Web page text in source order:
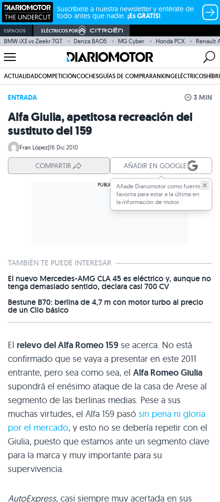
Suscríbete a nuestra newsletter y entérate de
todo antes que nadie. ¡Es GRATIS!
ESPACIOS ELÉCTRICOS POR
BMW iX3 vs Zeekr 7GT Denza BAO5 MG Cyber Honda PCX Renault
ACTUALIDADCOMPETICIÓNCOCHESGUÍAS DE COMPRARANKINGELÉCTRICOS
ENTRADA 3 MIN
Alfa Giulia, apetitosa recreación del
sustituto del 159
Fran López|16 Dic 2010
COMPARTIR AÑADIR EN GOOGLE
Añade Diariomotor como fuente
favorita para estar a la última en
la información de motor.
TAMBIÉN TE PUEDE INTERESAR
El nuevo Mercedes-AMG CLA 45 es eléctrico y, aunque no
tenga demasiado sentido, declara casi 700 CV
Bestune B70: berlina de 4,7 m con motor turbo al precio
de un Clio básico
El relevo del Alfa Romeo 159 se acerca. No está
confirmado que se vaya a presentar en este 2011
entrante, pero sea como sea, el Alfa Romeo Giulia
supondrá el enésimo ataque de la casa de Arese al
segmento de las berlinas medias. Pese a sus
muchas virtudes, el Alfa 159 pasó sin pena ni gloria
por el mercado, y esto no se debería repetir con el
Giulia, puesto que estamos ante un segmento clave
para la marca y muy importante para su
supervivencia.
AutoExpress, casi siempre muy acertada en sus